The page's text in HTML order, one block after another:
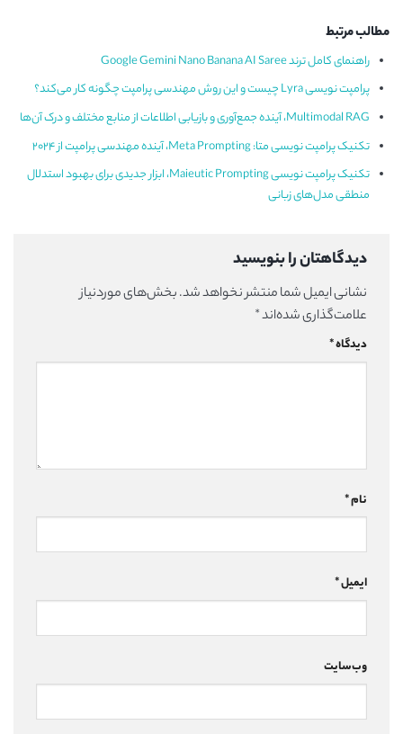
مطالب مرتبط
راهنمای کامل ترند Google Gemini Nano Banana AI Saree
پرامپت نویسی Lyra چیست و این روش مهندسی پرامپت چگونه کار می‌کند؟
Multimodal RAG، آینده جمع‌آوری و بازیابی اطلاعات از منابع مختلف و درک آن‌ها
تکنیک پرامپت نویسی متا: Meta Prompting، آینده مهندسی پرامپت از 2024
تکنیک پرامپت نویسی Maieutic Prompting، ابزار جدیدی برای بهبود استدلال
منطقی مدل‌های زبانی
دیدگاهتان را بنویسید
نشانی ایمیل شما منتشر نخواهد شد.بخش‌های موردنیاز
علامت‌گذاری شده‌اند*
دیدگاه*
نام*
ایمیل*
وب‌سایت